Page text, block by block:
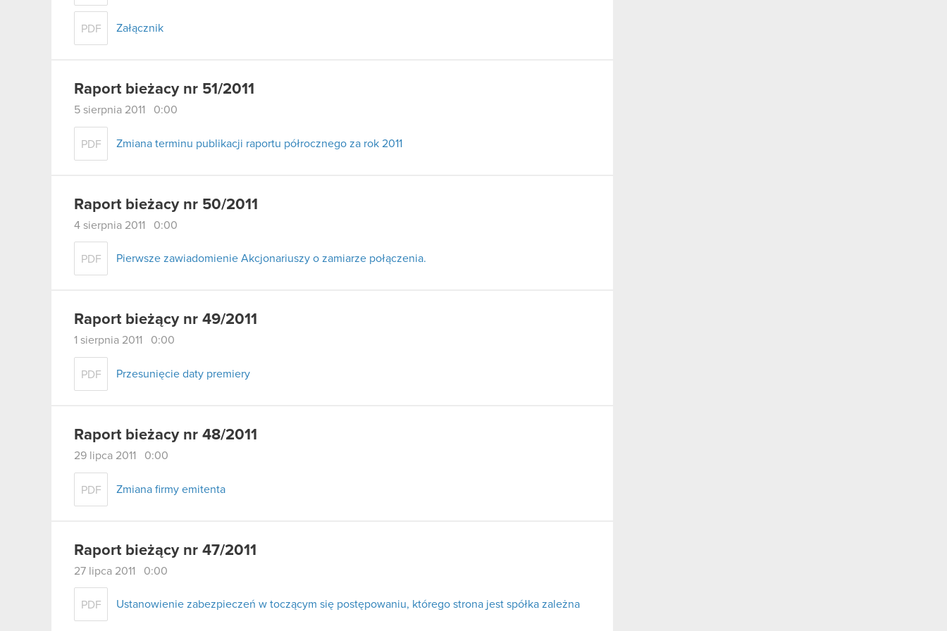
PDF Załącznik
Raport bieżacy nr 51/2011
5 sierpnia 2011 0:00
PDF Zmiana terminu publikacji raportu półrocznego za rok 2011
Raport bieżacy nr 50/2011
4 sierpnia 2011 0:00
PDF Pierwsze zawiadomienie Akcjonariuszy o zamiarze połączenia.
Raport bieżący nr 49/2011
1 sierpnia 2011 0:00
PDF Przesunięcie daty premiery
Raport bieżacy nr 48/2011
29 lipca 2011 0:00
PDF Zmiana firmy emitenta
Raport bieżący nr 47/2011
27 lipca 2011 0:00
PDF Ustanowienie zabezpieczeń w toczącym się postępowaniu, którego strona jest spółka zależna